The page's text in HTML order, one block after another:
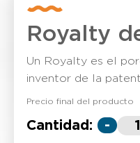
Royalty
Un Royalty es el
inventor de la
Precio final del producto
Cantidad: -